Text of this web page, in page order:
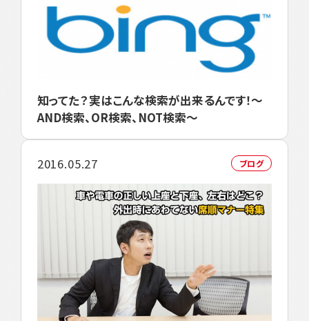
知ってた？実はこんな検索が出来るんです！～
AND検索、OR検索、NOT検索～
2016.05.27 ブログ